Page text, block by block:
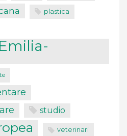
plastica
studio
veterinari